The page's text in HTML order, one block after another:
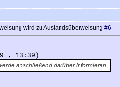
wird zu Auslandsüberweisung #6
, 13:39)
anschließend darüber informieren.